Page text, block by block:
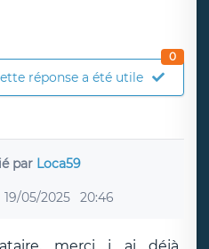
réponse a été utile
0
par Loca59
19/05/2025 20:46